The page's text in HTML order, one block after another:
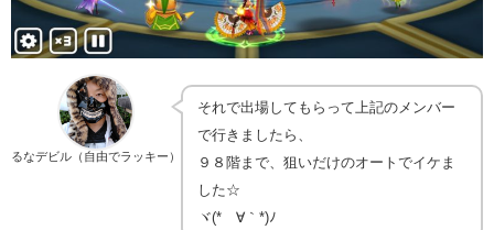
るなデビル（自由でラッキー）
それで出場してもらって上記のメンバー
で行きましたら、
９８階まで、狙いだけのオートでイケま
した☆
ヾ(*´∀｀*)ﾉ